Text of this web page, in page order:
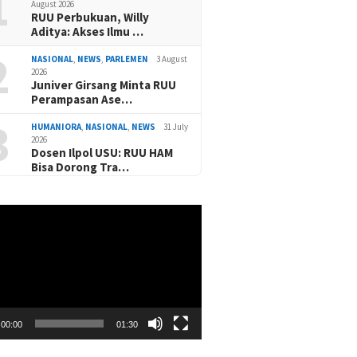
August 2026
RUU Perbukuan, Willy
Aditya: Akses Ilmu …
NASIONAL, NEWS, PARLEMEN
3 August
2026
Juniver Girsang Minta RUU
Perampasan Ase…
HUMANIORA, NASIONAL, NEWS
31 July
2026
Dosen Ilpol USU: RUU HAM
Bisa Dorong Tra…
00:00 01:30